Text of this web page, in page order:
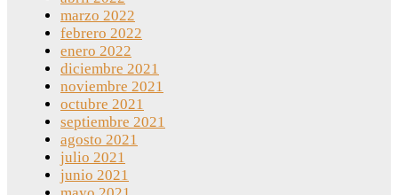
marzo 2022
febrero 2022
enero 2022
diciembre 2021
noviembre 2021
octubre 2021
septiembre 2021
agosto 2021
julio 2021
junio 2021